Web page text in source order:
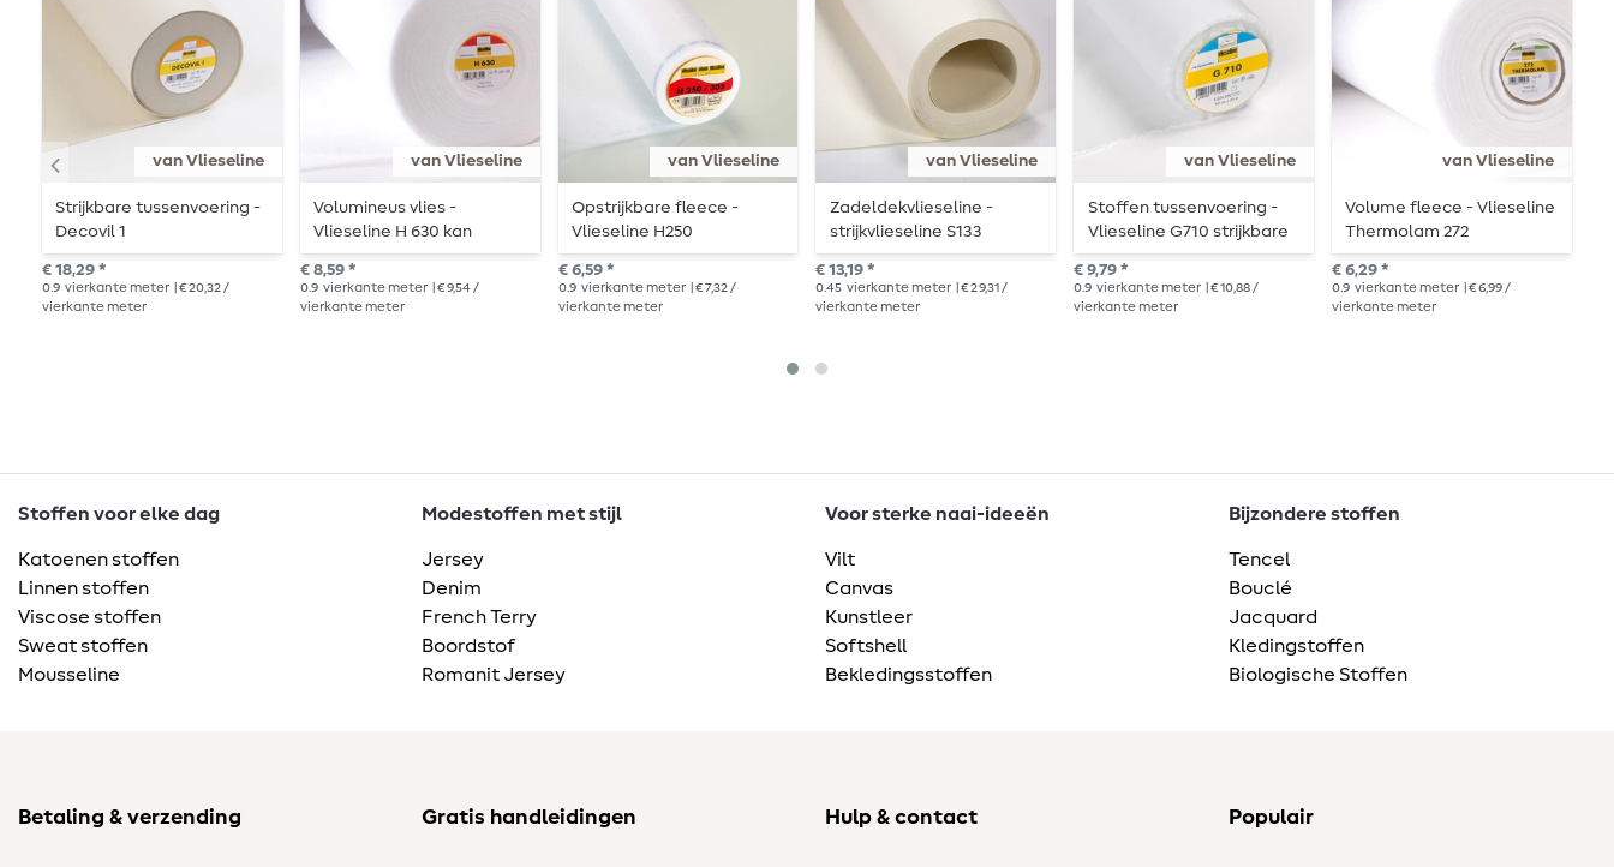
van Vlieseline
Strijkbare tussenvoering -
Decovil 1
€ 18,29 *
0.9 vierkante meter
| € 20,32 /
vierkante meter
van Vlieseline
Volumineus vlies -
Vlieseline H 630 kan
worden opgestreken
€ 8,59 *
0.9 vierkante meter
| € 9,54 /
vierkante meter
van Vlieseline
Opstrijkbare fleece -
Vlieseline H250
€ 6,59 *
0.9 vierkante meter
| € 7,32 /
vierkante meter
van Vlieseline
Zadeldekvlieseline -
strijkvlieseline S133
€ 13,19 *
0.45 vierkante meter
| € 29,31 /
vierkante meter
van Vlieseline
Stoffen tussenvoering -
Vlieseline G710 strijkbare
tussenvoering
€ 9,79 *
0.9 vierkante meter
| € 10,88 /
vierkante meter
van Vlieseline
Volume fleece - Vlieseline
Thermolam 272
€ 6,29 *
0.9 vierkante meter
| € 6,99 /
vierkante meter
Stoffen voor elke dag
Katoenen stoffen
Linnen stoffen
Viscose stoffen
Sweat stoffen
Mousseline
Modestoffen met stijl
Jersey
Denim
French Terry
Boordstof
Romanit Jersey
Voor sterke naai-ideeën
Vilt
Canvas
Kunstleer
Softshell
Bekledingsstoffen
Bijzondere stoffen
Tencel
Bouclé
Jacquard
Kledingstoffen
Biologische Stoffen
Betaling & verzending Gratis handleidingen Hulp & contact Populair